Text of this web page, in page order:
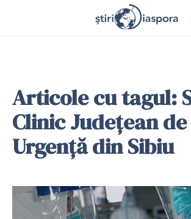
Articole cu tagul:
Clinic Județean de
Urgență din Sibiu